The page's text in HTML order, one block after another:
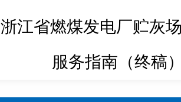
浙江省燃煤发电厂贮灰
服务指南（终稿